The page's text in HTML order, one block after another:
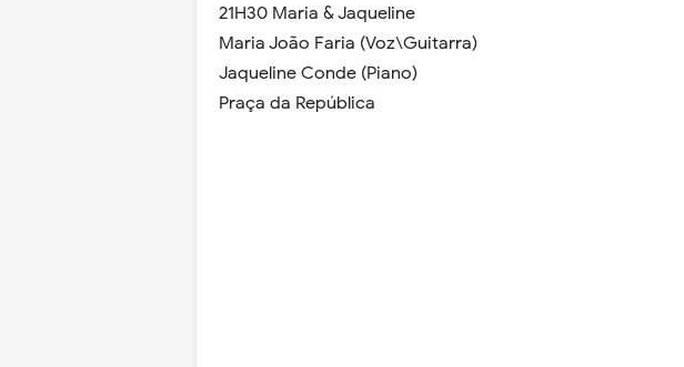
21H30 Maria & Jaqueline
Maria João Faria (Voz\Guitarra)
Jaqueline Conde (Piano)
Praça da República